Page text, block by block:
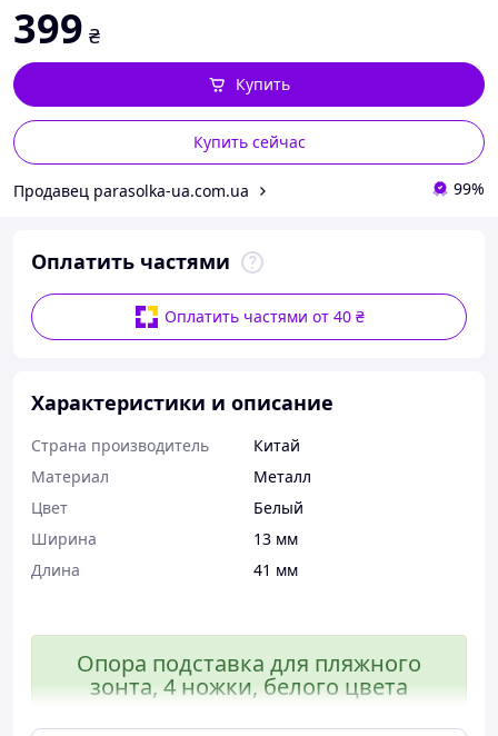
399 ₴
Купить сейчас
Купить
Продавец parasolka-ua.com.ua 99%
Оплатить частями
Оплатить частями от 40 ₴
Характеристики и описание
Страна производитель
Китай
Материал
Металл
Цвет
Белый
Ширина
13 мм
Длина
41 мм
Опора подставка для пляжного
зонта, 4 ножки, белого цвета